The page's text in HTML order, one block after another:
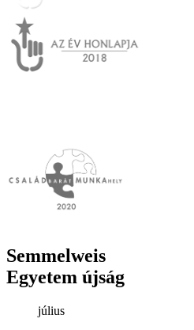
Semmelweis
Egyetem újság
július